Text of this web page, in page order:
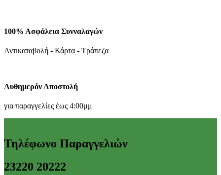
100% Ασφάλεια Συνναλαγών
Αντικαταβολή - Κάρτα - Τράπεζα
Αυθημερόν Αποστολή
για παραγγελίες έως 4:00μμ
Τηλέφωνο Παραγγελιών
23220 20222